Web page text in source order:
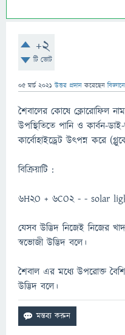
+2
টি ভোট
05 মার্চ 2021 উত্তর প্রদান করেছেন
শৈবালের কোষে ক্লোরোফিল
উপস্থিতিতে পানি ও কার্বন-
কার্বোহাইড্রেট উৎপন্ন করে
বিক্রিয়াটি :
6H2O + 6CO2 - - solar
যেসব উদ্ভিদ নিজেই নিজের
স্বভোজী উদ্ভিদ বলে।
শৈবাল এর মধ্যে উপরোক্ত
উদ্ভিদ বলে।